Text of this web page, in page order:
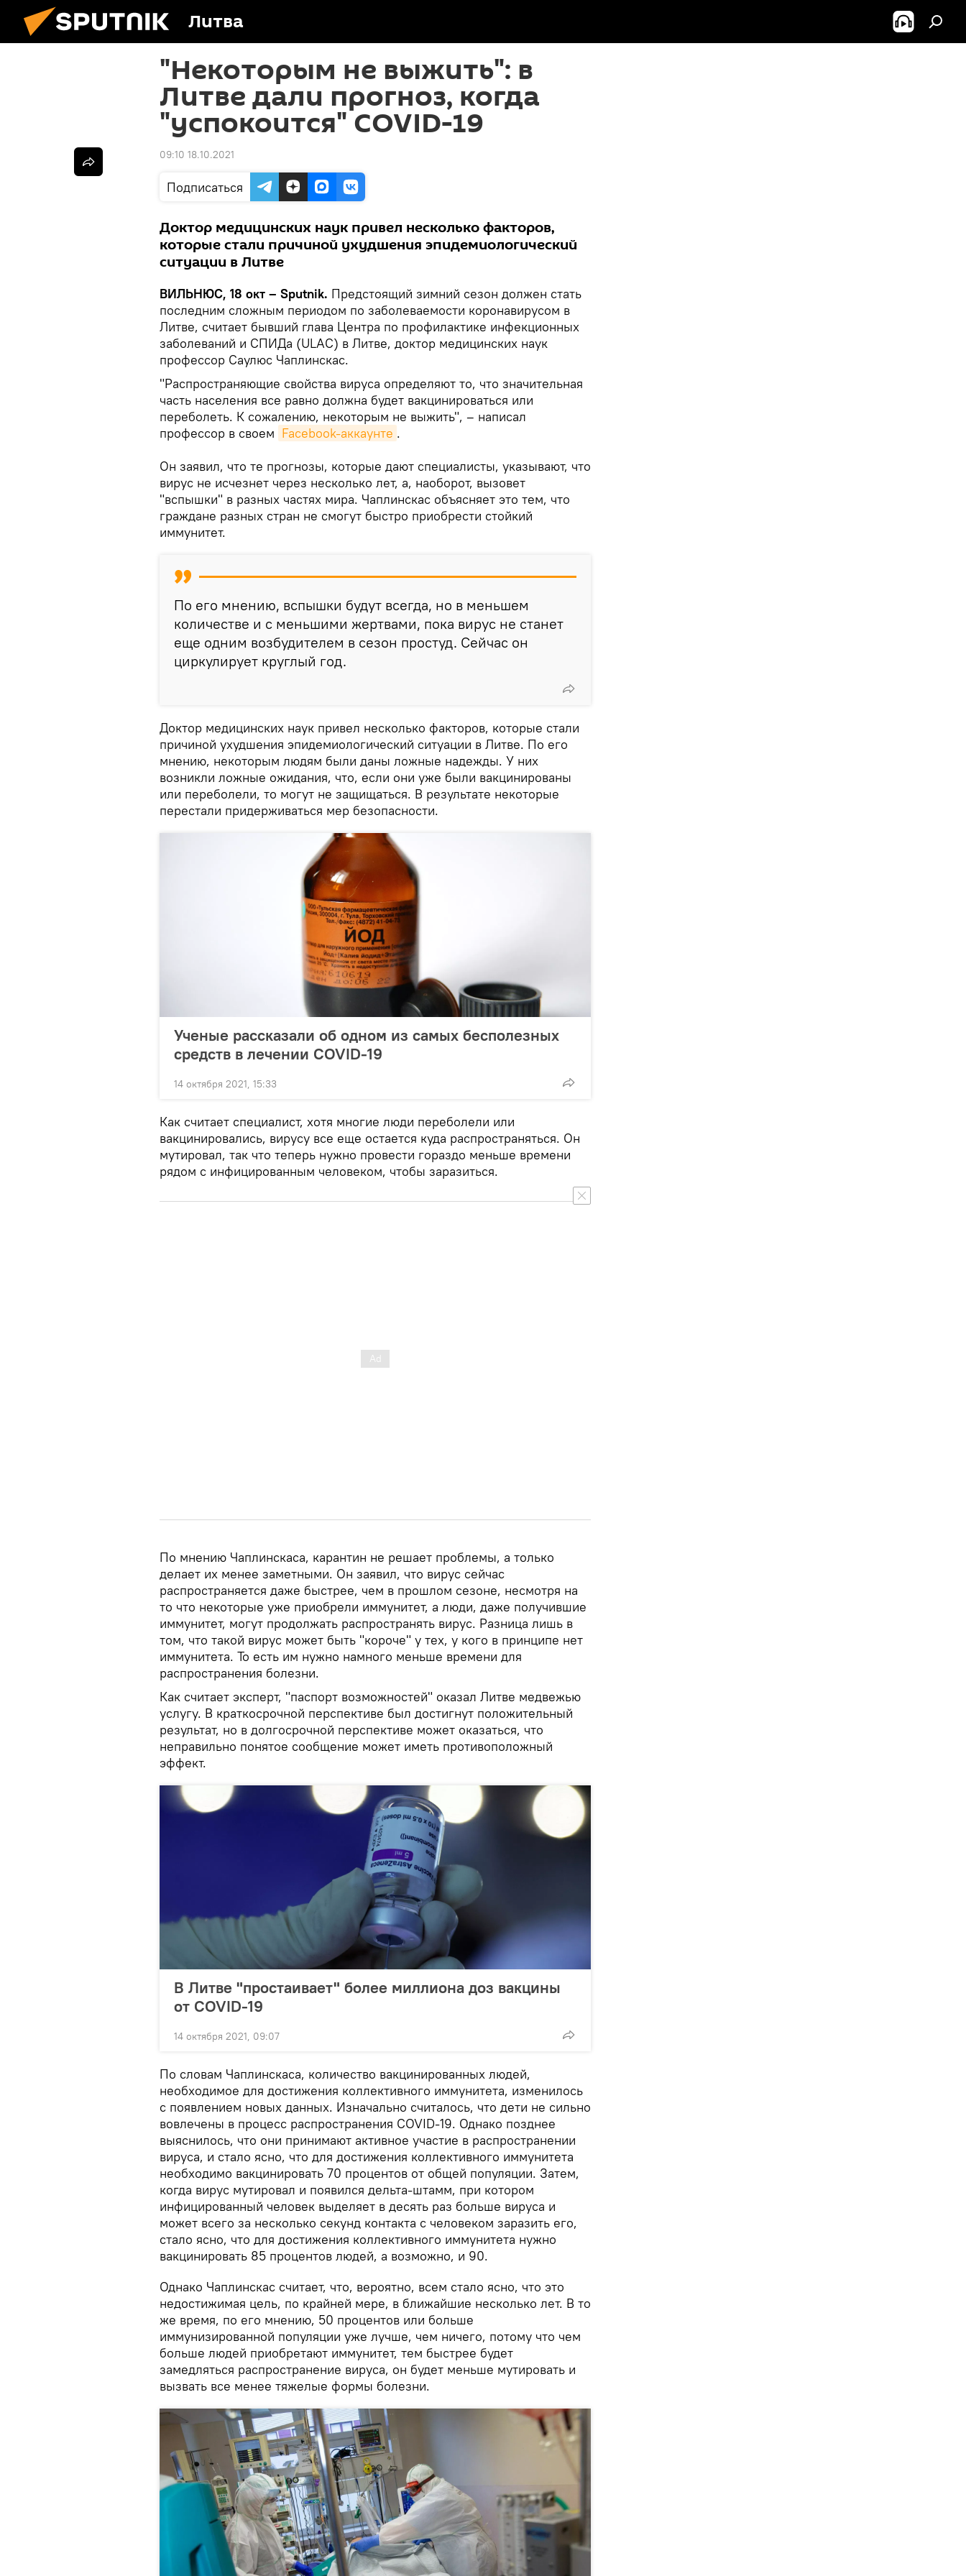
Литва
"Некоторым не выжить": в
Литве дали прогноз, когда
"успокоится" COVID-19
09:10 18.10.2021
Подписаться
Доктор медицинских наук привел несколько факторов,
которые стали причиной ухудшения эпидемиологический
ситуации в Литве
ВИЛЬНЮС, 18 окт – Sputnik. Предстоящий зимний сезон должен стать
последним сложным периодом по заболеваемости коронавирусом в
Литве, считает бывший глава Центра по профилактике инфекционных
заболеваний и СПИДа (ULAC) в Литве, доктор медицинских наук
профессор Саулюс Чаплинскас.
"Распространяющие свойства вируса определяют то, что значительная
часть населения все равно должна будет вакцинироваться или
переболеть. К сожалению, некоторым не выжить", – написал
профессор в своем Facebook-аккаунте .
Он заявил, что те прогнозы, которые дают специалисты, указывают, что
вирус не исчезнет через несколько лет, а, наоборот, вызовет
"вспышки" в разных частях мира. Чаплинскас объясняет это тем, что
граждане разных стран не смогут быстро приобрести стойкий
иммунитет.
По его мнению, вспышки будут всегда, но в меньшем
количестве и с меньшими жертвами, пока вирус не станет
еще одним возбудителем в сезон простуд. Сейчас он
циркулирует круглый год.
Доктор медицинских наук привел несколько факторов, которые стали
причиной ухудшения эпидемиологический ситуации в Литве. По его
мнению, некоторым людям были даны ложные надежды. У них
возникли ложные ожидания, что, если они уже были вакцинированы
или переболели, то могут не защищаться. В результате некоторые
перестали придерживаться мер безопасности.
Ученые рассказали об одном из самых бесполезных
средств в лечении COVID-19
14 октября 2021, 15:33
Как считает специалист, хотя многие люди переболели или
вакцинировались, вирусу все еще остается куда распространяться. Он
мутировал, так что теперь нужно провести гораздо меньше времени
рядом с инфицированным человеком, чтобы заразиться.
По мнению Чаплинскаса, карантин не решает проблемы, а только
делает их менее заметными. Он заявил, что вирус сейчас
распространяется даже быстрее, чем в прошлом сезоне, несмотря на
то что некоторые уже приобрели иммунитет, а люди, даже получившие
иммунитет, могут продолжать распространять вирус. Разница лишь в
том, что такой вирус может быть "короче" у тех, у кого в принципе нет
иммунитета. То есть им нужно намного меньше времени для
распространения болезни.
Как считает эксперт, "паспорт возможностей" оказал Литве медвежью
услугу. В краткосрочной перспективе был достигнут положительный
результат, но в долгосрочной перспективе может оказаться, что
неправильно понятое сообщение может иметь противоположный
эффект.
В Литве "простаивает" более миллиона доз вакцины
от COVID-19
14 октября 2021, 09:07
По словам Чаплинскаса, количество вакцинированных людей,
необходимое для достижения коллективного иммунитета, изменилось
с появлением новых данных. Изначально считалось, что дети не сильно
вовлечены в процесс распространения COVID-19. Однако позднее
выяснилось, что они принимают активное участие в распространении
вируса, и стало ясно, что для достижения коллективного иммунитета
необходимо вакцинировать 70 процентов от общей популяции. Затем,
когда вирус мутировал и появился дельта-штамм, при котором
инфицированный человек выделяет в десять раз больше вируса и
может всего за несколько секунд контакта с человеком заразить его,
стало ясно, что для достижения коллективного иммунитета нужно
вакцинировать 85 процентов людей, а возможно, и 90.
Однако Чаплинскас считает, что, вероятно, всем стало ясно, что это
недостижимая цель, по крайней мере, в ближайшие несколько лет. В то
же время, по его мнению, 50 процентов или больше
иммунизированной популяции уже лучше, чем ничего, потому что чем
больше людей приобретают иммунитет, тем быстрее будет
замедляться распространение вируса, он будет меньше мутировать и
вызвать все менее тяжелые формы болезни.